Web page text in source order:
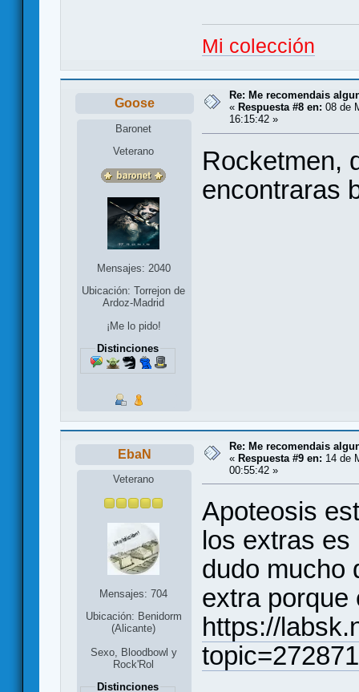
Mi colección
Goose
Baronet
Veterano
Mensajes: 2040
Ubicación: Torrejon de
Ardoz-Madrid
¡Me lo pido!
Distinciones
Re: Me recomendais
« Respuesta #8 en: 08 de
16:15:42 »
Rocketmen,
encontraras
EbaN
Veterano
Mensajes: 704
Ubicación: Benidorm
(Alicante)
Sexo, Bloodbowl y
Rock'Rol
Distinciones
Re: Me recomendais
« Respuesta #9 en: 14 de
00:55:42 »
Apoteosis
los extras es
dudo mucho
extra porque
https://